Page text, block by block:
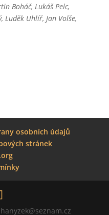
Boháč, Lukáš Pelc,
Luděk Uhlíř, Jan Volše,
osobních údajů
stránek